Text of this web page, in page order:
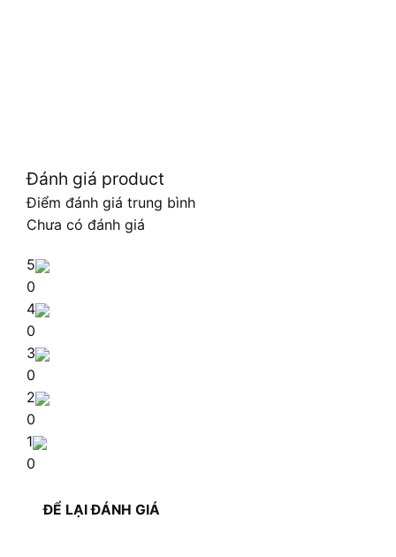
Đánh giá product
Điểm đánh giá trung bình
Chưa có đánh giá
5
0
4
0
3
0
2
0
1
0
ĐỂ LẠI ĐÁNH GIÁ